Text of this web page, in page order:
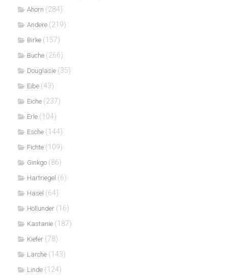
Ahorn (284)
Andere (219)
Birke (157)
Buche (266)
Douglasie (35)
Eibe (43)
Eiche (237)
Erle (104)
Esche (144)
Fichte (109)
Ginkgo (86)
Hartriegel (6)
Hasel (64)
Hollunder (16)
Kastanie (187)
Kiefer (78)
Lärche (143)
Linde (124)